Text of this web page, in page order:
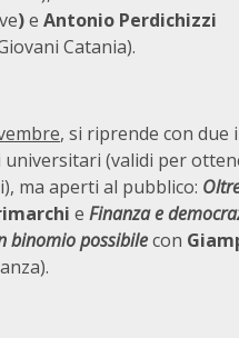
)e Antonio Perdichizzi
Catania).
, si riprende con due
(validi per
ma aperti al pubblico:
e Finanza e
binomio possibilecon